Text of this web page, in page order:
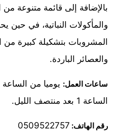
بالإضافة إلى قائمة متنوعة
والمأكولات النباتية، في حين
المشروبات بتشكيلة كبيرة
والعصائر الباردة.
ساعات العمل:
الساعة 1 بعد منتصف الليل.
رقم الهاتف: 0509522757